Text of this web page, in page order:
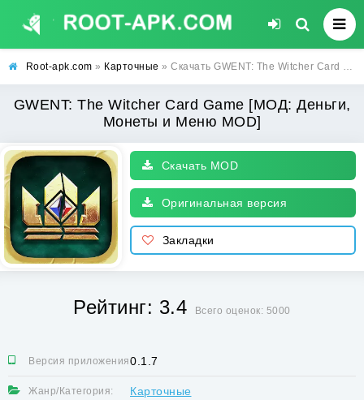
Root-apk.com » Карточные » Скачать GWENT: The Witcher Card Game [МОД: Деньги, Монеты и Меню MOD] | Взлом GWENT: The Witcher Card Game на Андроид
GWENT: The Witcher Card Game [МОД: Деньги,
Монеты и Меню MOD]
Скачать MOD
Оригинальная версия
Закладки
Рейтинг: 3.4 Всего оценок: 5000
Версия приложения:0.1.7
Жанр/Категория: Карточные